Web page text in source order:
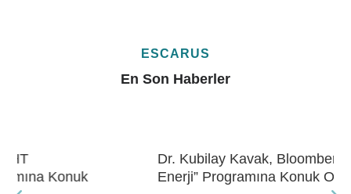
ESCARUS
En Son Haberler
Dr. Kubilay Kavak, Bloomberg HT “Gelecek
Enerji” Programına Konuk Oldu